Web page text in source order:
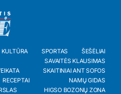
KULTŪRA SPORTAS
ŠEŠĖLIAI
SAVAITĖS KLAUSIMAS
SKAITINIAI ANT SOFOS
RECEPTAI
NAMŲ GIDAS
HIGSO BOZONŲ ZONA